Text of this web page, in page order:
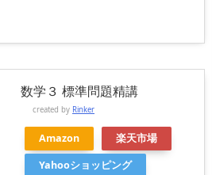
数学３ 標準問題精講
created by Rinker
Amazon
楽天市場
Yahooショッピング